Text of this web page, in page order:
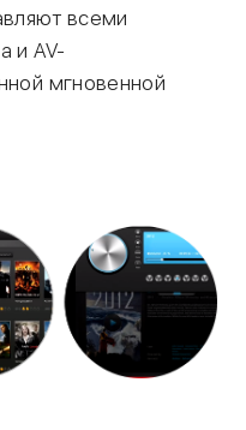
всеми
и AV-
мгновенной